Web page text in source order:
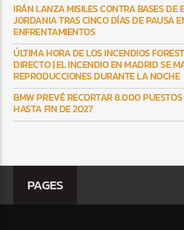
IRÁN LANZA MISILES CONTRA BASES DE
JORDANIA TRAS CINCO DÍAS DE PAUSA
ENFRENTAMIENTOS
ÚLTIMA HORA DE LOS INCENDIOS
DIRECTO | EL INCENDIO EN MADRID SE
REPRODUCCIONES DURANTE LA NOCHE
BMW PREVÉ RECORTAR 8.000
HASTA FIN DE 2027
PAGES